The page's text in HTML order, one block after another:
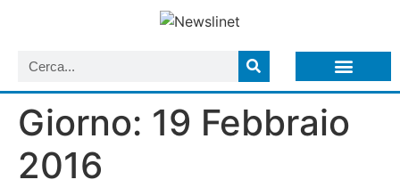
Giorno: 19 Febbraio
2016